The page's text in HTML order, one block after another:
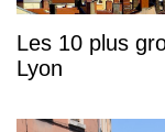
Les 10 plus
Lyon